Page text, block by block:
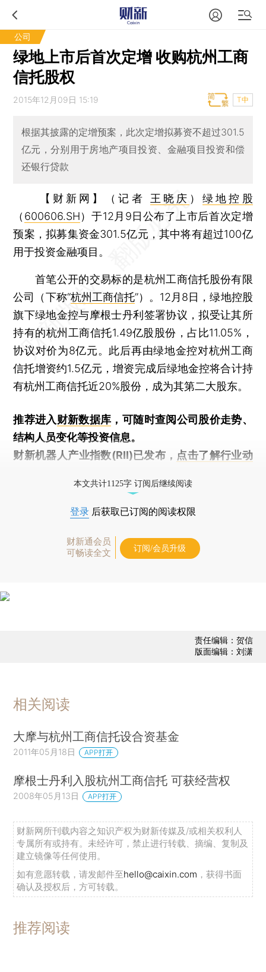
公司
绿地上市后首次定增 收购杭州工商
信托股权
2015年12月09日 15:19 T中
根据其披露的定增预案，此次定增拟募资不超过301.5
亿元，分别用于房地产项目投资、金融项目投资和偿
还银行贷款
【财新网】（记者 王晓庆 ）绿地控股
（ 600606.SH）于12月9日公布了上市后首次定增
预案，拟募集资金301.5亿元，其中将有超过100亿
用于投资金融项目。
首笔公开的交易标的是杭州工商信托股份有限
公司（下称“杭州工商信托”）。12月8日，绿地控股
旗下绿地金控与摩根士丹利签署协议，拟受让其所
持有的杭州工商信托1.49亿股股份，占比11.05%，
协议对价为8亿元。此后再由绿地金控对杭州工商
信托增资约1.5亿元，增资完成后绿地金控将合计持
有杭州工商信托近20%股份，成为其第二大股东。
推荐进入财新数据库 ，可随时查阅公司股价走势、
结构人员变化等投资信息。
财新机器人产业指数(RII)已发布， 点击了解行业动
本文共计1125字 订阅后继续阅读
登录 后获取已订阅的阅读权限
财新通会员
可畅读全文
订阅/会员升级
责任编辑：贺信
版面编辑：刘潇
相关阅读
大摩与杭州工商信托设合资基金
2011年05月18日 APP打开
摩根士丹利入股杭州工商信托 可获经营权
2008年05月13日 APP打开
财新网所刊载内容之知识产权为财新传媒及/或相关权利人
专属所有或持有。未经许可，禁止进行转载、摘编、复制及
建立镜像等任何使用。
如有意愿转载，请发邮件至hello@caixin.com ，获得书面
确认及授权后，方可转载。
推荐阅读